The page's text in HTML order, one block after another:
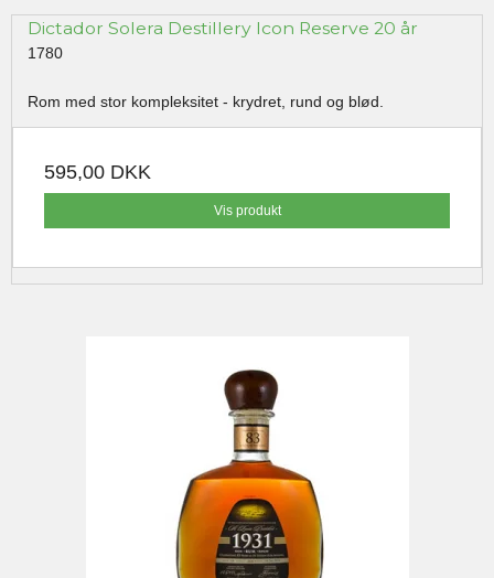
Dictador Solera Destillery Icon Reserve 20 år
1780
Rom med stor kompleksitet - krydret, rund og blød.
595,00 DKK
Vis produkt